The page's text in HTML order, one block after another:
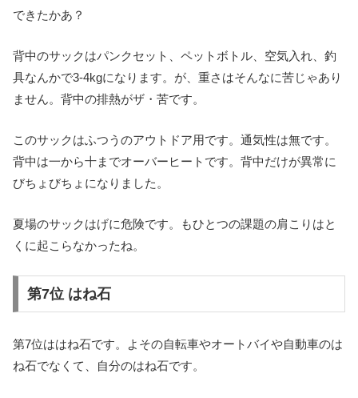
できたかあ？
背中のサックはパンクセット、ペットボトル、空気入れ、釣
具なんかで3-4kgになります。が、重さはそんなに苦じゃあり
ません。背中の排熱がザ・苦です。
このサックはふつうのアウトドア用です。通気性は無です。
背中は一から十までオーバーヒートです。背中だけが異常に
びちょびちょになりました。
夏場のサックはげに危険です。もひとつの課題の肩こりはと
くに起こらなかったね。
第7位 はね石
第7位ははね石です。よその自転車やオートバイや自動車のは
ね石でなくて、自分のはね石です。